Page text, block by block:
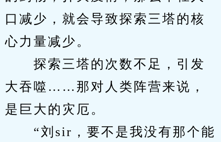
口减少，就会导致探索三塔的核
心力量减少。
探索三塔的次数不足，引发
大吞噬……那对人类阵营来说，
是巨大的灾厄。
“刘sir，要不是我没有那个能